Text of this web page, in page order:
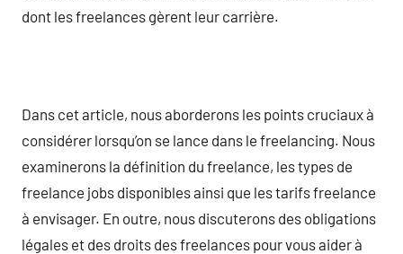
dont les freelances gèrent leur carrière.
Dans cet article, nous aborderons les points cruciaux à
considérer lorsqu’on se lance dans le freelancing. Nous
examinerons la définition du freelance, les types de
freelance jobs disponibles ainsi que les tarifs freelance
à envisager. En outre, nous discuterons des obligations
légales et des droits des freelances pour vous aider à